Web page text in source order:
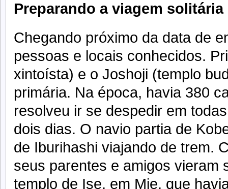
Preparando a viagem
Chegando próximo da data de
pessoas e locais conhecidos.
xintoísta) e o Joshoji (templo
primária. Na época, havia 380
resolveu ir se despedir em
dois dias. O navio partia de
de Iburihashi viajando de trem.
seus parentes e amigos vieram
templo de Ise, em Mie, que